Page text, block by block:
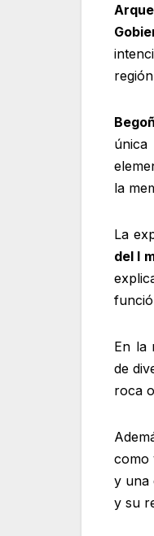
la
La
del I
En la
de
roca
como
y una
y su